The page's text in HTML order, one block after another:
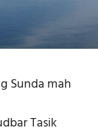
Sunda mah
Tasik